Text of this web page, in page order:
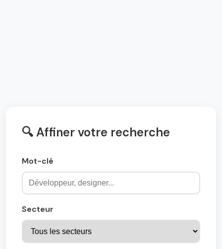
🔍 Affiner votre recherche
Mot-clé
Secteur